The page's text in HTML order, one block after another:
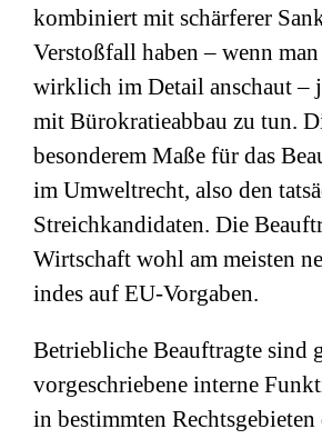
kombiniert mit schärferer
Verstoßfall haben – wenn
wirklich im Detail anschaut –
mit Bürokratieabbau zu tun.
besonderem Maße für das
im Umweltrecht, also den
Streichkandidaten. Die
Wirtschaft wohl am meisten
indes auf EU-Vorgaben.
Betriebliche Beauftragte sind
vorgeschriebene interne
in bestimmten